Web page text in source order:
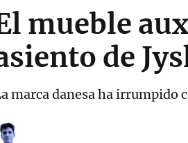
mueble
de
marca danesa ha irrumpido